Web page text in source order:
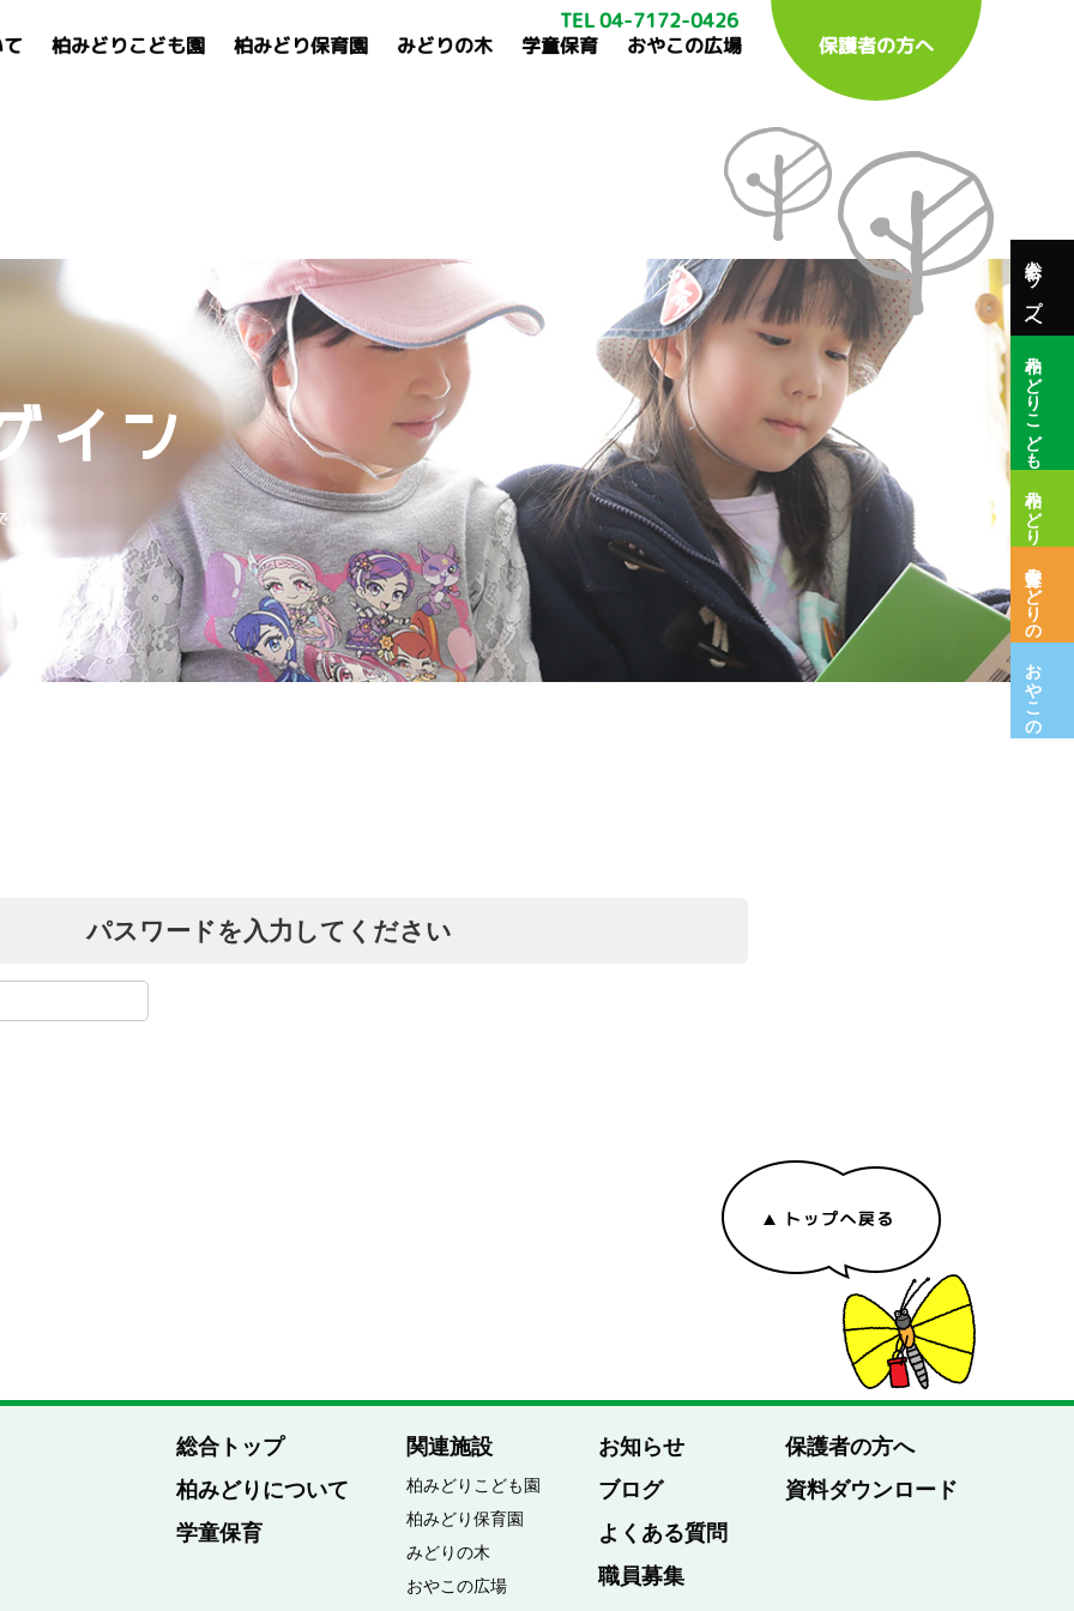
柏みどりこども園 柏みどり保育園 みどりの木 学童保育 おやこの広場 保護者の方へ
TEL 04-7172-0426
総合トップへ
柏みどりこども園
柏みどり保育園
保育室みどりの木
おやこの広場
イン
。
パスワードを入力してください
総合トップ
柏みどりについて
学童保育
関連施設
柏みどりこども園
柏みどり保育園
みどりの木
おやこの広場
お知らせ
ブログ
よくある質問
職員募集
保護者の方へ
資料ダウンロード